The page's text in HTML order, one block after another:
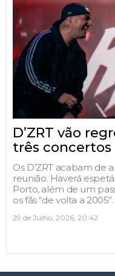
D’ZRT vão
três concertos
Os D’ZRT acabam de
reunião. Haverá
Porto, além de um
os fãs “de volta a 2005”.
29 de Julho, 2026, 20:42